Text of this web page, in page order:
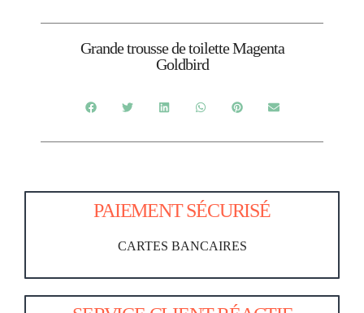
Grande trousse de toilette Magenta
Goldbird
PAIEMENT SÉCURISÉ
CARTES BANCAIRES